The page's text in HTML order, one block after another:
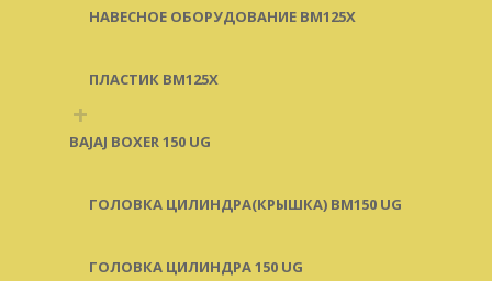
НАВЕСНОЕ ОБОРУДОВАНИЕ BM125X
ПЛАСТИК BM125X
+
BAJAJ BOXER 150 UG
ГОЛОВКА ЦИЛИНДРА(КРЫШКА) BM150 UG
ГОЛОВКА ЦИЛИНДРА 150 UG